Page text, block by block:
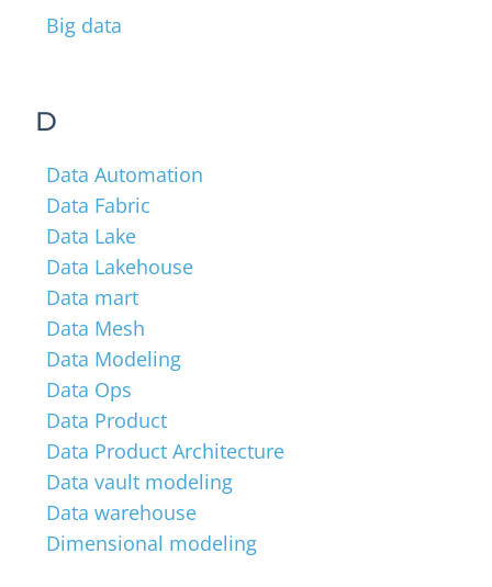
Big data
D
Data Automation
Data Fabric
Data Lake
Data Lakehouse
Data mart
Data Mesh
Data Modeling
Data Ops
Data Product
Data Product Architecture
Data vault modeling
Data warehouse
Dimensional modeling